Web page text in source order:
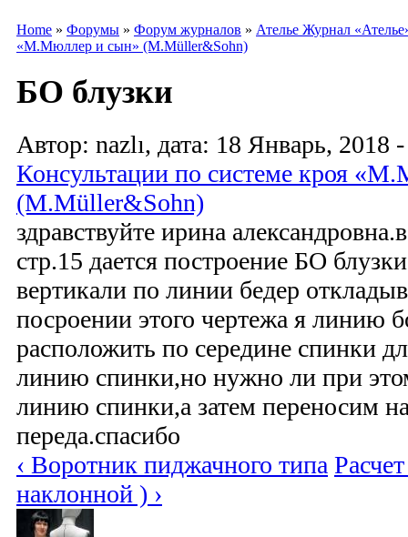
Home » Форумы » Форум журналов » Ателье Журнал
«М.Мюллер и сын» (M.Müller&Sohn)
БО блузки
Автор: nazlı, дата: 18 Январь, 2018
Консультации по системе кроя
(M.Müller&Sohn)
здравствуйте ирина
стр.15 дается построение БО
вертикали по линии бедер
посроении этого чертежа я линию
расположить по середине спинки
линию спинки,но нужно ли при
линию спинки,а затем переносим
переда.спасибо
‹ Воротник пиджачного типа
наклонной ) ›